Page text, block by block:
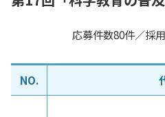
応募件数80件／採
NO.